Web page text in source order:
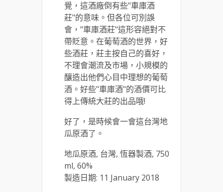
覺，這酒廠倒有些"車庫酒
莊"的意味。但各位可別誤
會，"車庫酒莊"這形容絕對不
帶貶意。在葡萄酒的世界，好
些酒莊，莊主按自己的喜好，
不理會潮流及市場，小規模的
釀造出他們心目中理想的葡萄
酒。好些"車庫酒"的酒價可比
得上傳統大莊的出品哦!
好了，是時候會一會這台灣地
瓜原酒了。
地瓜原酒, 台灣, 恆器製酒, 750
ml, 60%
製造日期: 11 January 2018